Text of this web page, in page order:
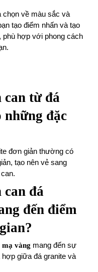
chọn về màu sắc và
tạo điểm nhấn và tạo
phù hợp với phong cách
can từ đá
những đặc
đơn giản thường có
tạo nên vẻ sang
đá
đến điểm
vàng mang đến sự
giữa đá granite và